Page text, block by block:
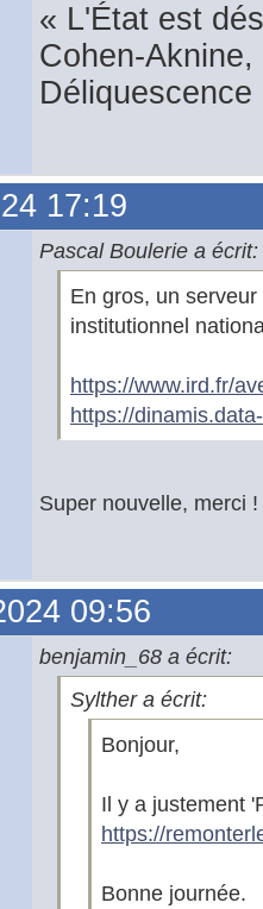
« L'État est
Cohen-
17:19
Pascal Boulerie a écrit:
En gros, un
institutionnel
https://www.ird.fr/
https://
Super nouvelle, merci !
09:56
benjamin_68 a écrit:
Sylther a écrit:
Bonjour,
Il y a justement
https://
Bonne journée.